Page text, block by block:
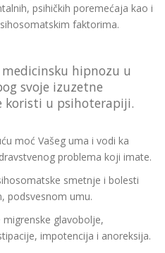
psihičkih poremećaja kao i
faktorima.
hipnozu u
svoje izuzetne
koristi u psihoterapiji.
moć Vašeg uma i vodi ka
problema koji imate.
smetnje i bolesti
podsvesnom umu.
glavobolje,
impotencija i anoreksija.